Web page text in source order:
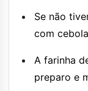
Se não
com
A farinha
preparo e